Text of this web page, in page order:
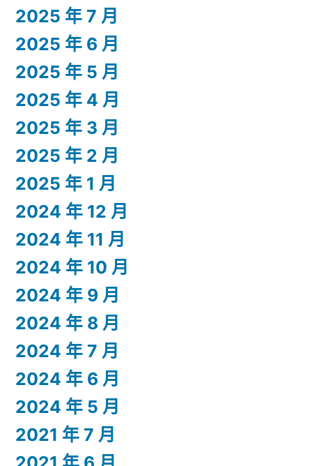
2025 年 7 月
2025 年 6 月
2025 年 5 月
2025 年 4 月
2025 年 3 月
2025 年 2 月
2025 年 1 月
2024 年 12 月
2024 年 11 月
2024 年 10 月
2024 年 9 月
2024 年 8 月
2024 年 7 月
2024 年 6 月
2024 年 5 月
2021 年 7 月